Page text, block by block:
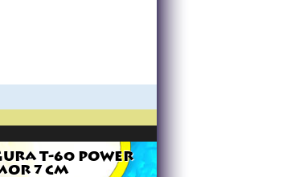
T-60 POWER
7 CM